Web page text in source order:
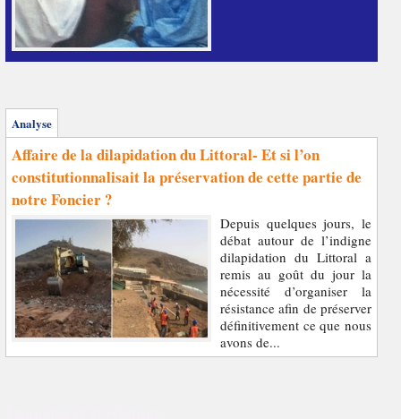
Analyse
Affaire de la dilapidation du Littoral- Et si l’on
constitutionnalisait la préservation de cette partie de
notre Foncier ?
Depuis quelques jours, le
débat autour de l’indigne
dilapidation du Littoral a
remis au goût du jour la
nécessité d’organiser la
résistance afin de préserver
définitivement ce que nous
avons de...